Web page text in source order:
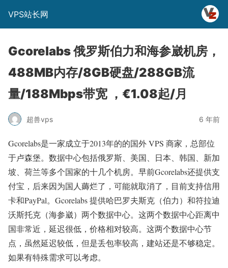
VPS站长网
Gcorelabs 俄罗斯伯力和海参崴机房，
488MB内存/8GB硬盘/288GB流
量/188Mbps带宽 ，€1.08起/月
超兽vps 6 年前
Gcorelabs是一家成立于2013年的的国外 VPS 商家，总部位
于卢森堡。数据中心包括俄罗斯、美国、日本、韩国、新加
坡、荷兰等多个国家的十几个机房。早前Gcorelabs还提供支
付宝，后来因为国人薅烂了，可能就取消了，目前支持信用
卡和PayPal。Gcorelabs 提供哈巴罗夫斯克（伯力）和符拉迪
沃斯托克（海参崴）两个数据中心。这两个数据中心距离中
国非常近，延迟很低，价格相对较高。这两个数据中心节
点，虽然延迟较低，但是丢包率较高，建站还是不够稳定。
如果有特殊需求可以考虑。